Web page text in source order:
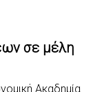
σε μέλη
Ακαδημία